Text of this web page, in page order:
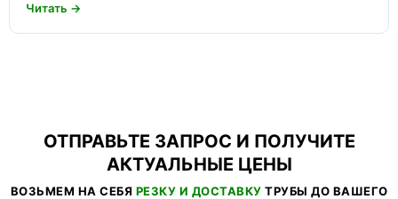
Читать →
ОТПРАВЬТЕ ЗАПРОС И ПОЛУЧИТЕ
АКТУАЛЬНЫЕ ЦЕНЫ
ВОЗЬМЕМ НА СЕБЯ РЕЗКУ И ДОСТАВКУ ТРУБЫ ДО ВАШЕГО